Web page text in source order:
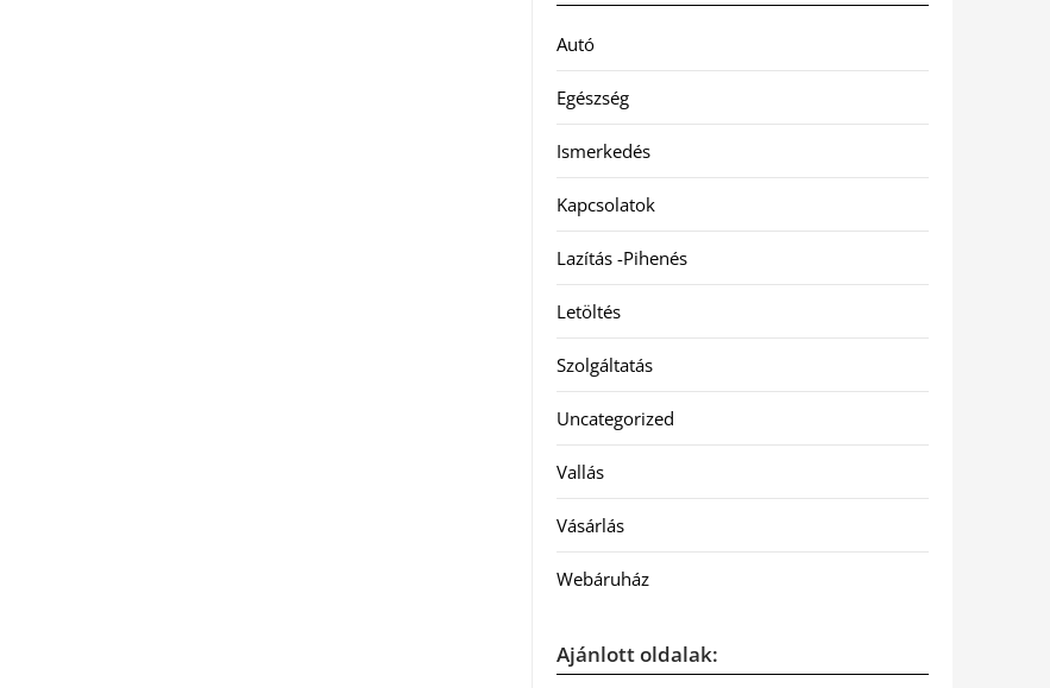
Autó
Egészség
Ismerkedés
Kapcsolatok
Lazítás -Pihenés
Letöltés
Szolgáltatás
Uncategorized
Vallás
Vásárlás
Webáruház
Ajánlott oldalak: